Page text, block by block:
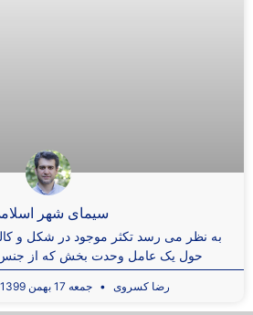
سیمای شهر
به نظر می رسد تکثر موجود در شکل و
حول یک عامل وحدت ­بخش که از
رضا کسروی جمعه 17 بهمن 1399